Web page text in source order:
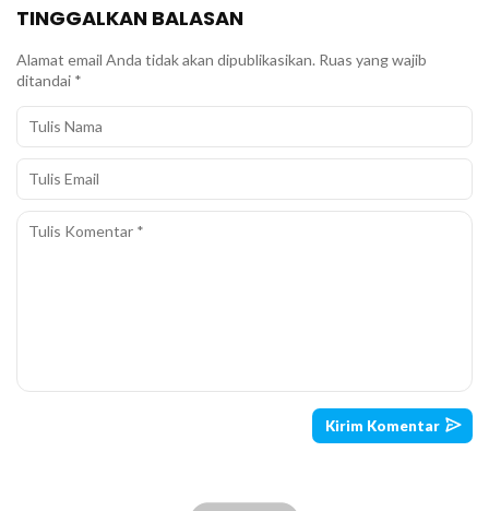
TINGGALKAN BALASAN
Alamat email Anda tidak akan dipublikasikan. Ruas yang wajib
ditandai *